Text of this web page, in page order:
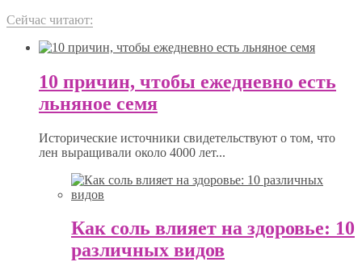
Сейчас читают:
10 причин, чтобы ежедневно есть
льняное семя
Исторические источники свидетельствуют о том, что
лен выращивали около 4000 лет...
Как соль влияет на здоровье: 10
различных видов